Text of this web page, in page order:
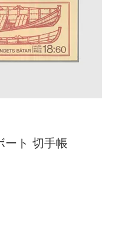
ート 切手帳